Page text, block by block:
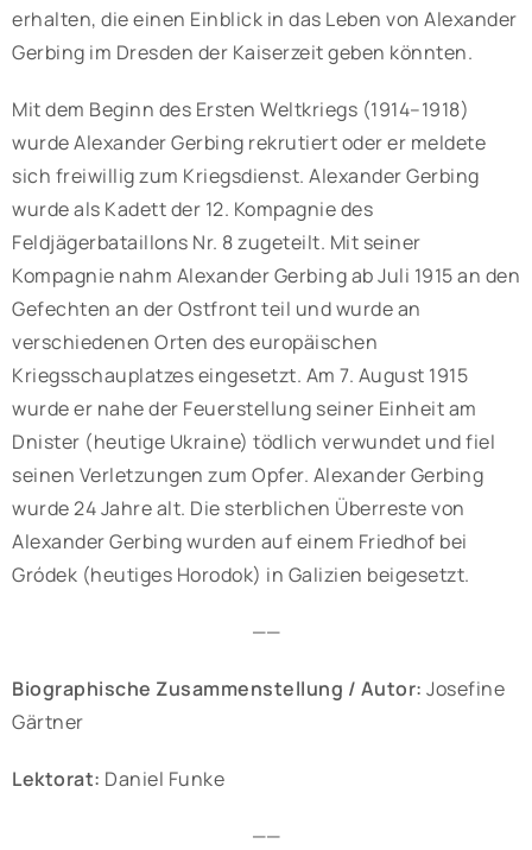
erhalten, die einen Einblick in das Leben von Alexander
Gerbing im Dresden der Kaiserzeit geben könnten.
Mit dem Beginn des Ersten Weltkriegs (1914–1918)
wurde Alexander Gerbing rekrutiert oder er meldete
sich freiwillig zum Kriegsdienst. Alexander Gerbing
wurde als Kadett der 12. Kompagnie des
Feldjägerbataillons Nr. 8 zugeteilt. Mit seiner
Kompagnie nahm Alexander Gerbing ab Juli 1915 an den
Gefechten an der Ostfront teil und wurde an
verschiedenen Orten des europäischen
Kriegsschauplatzes eingesetzt. Am 7. August 1915
wurde er nahe der Feuerstellung seiner Einheit am
Dnister (heutige Ukraine) tödlich verwundet und fiel
seinen Verletzungen zum Opfer. Alexander Gerbing
wurde 24 Jahre alt. Die sterblichen Überreste von
Alexander Gerbing wurden auf einem Friedhof bei
Gródek (heutiges Horodok) in Galizien beigesetzt.
——
Biographische Zusammenstellung / Autor: Josefine
Gärtner
Lektorat: Daniel Funke
——